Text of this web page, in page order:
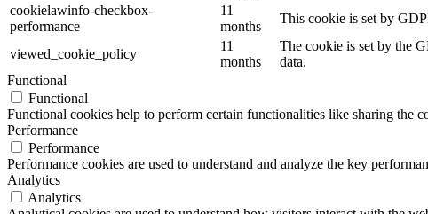
cookielawinfo-checkbox-
performance
11
months
This cookie is set by
viewed_cookie_policy
11
months
The cookie is set by the
data.
Functional
Functional
Functional cookies help to perform certain functionalities like sharing the
Performance
Performance
Performance cookies are used to understand and analyze the key
Analytics
Analytics